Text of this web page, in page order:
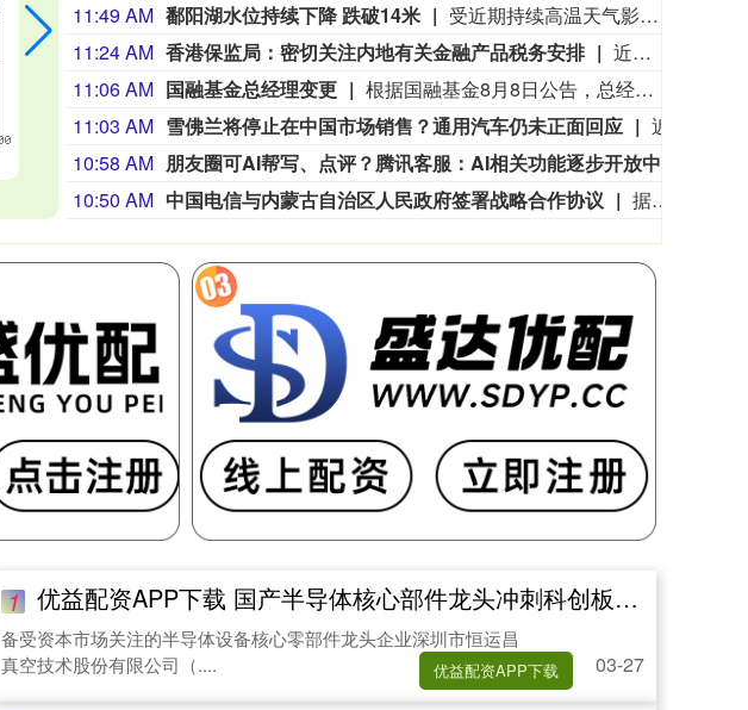
11:49 AM 鄱阳湖水位持续下降 跌破14米
受近期持续高温天气影响，我国最大淡水湖鄱阳湖水位快速下降。截至8月8日8时，鄱阳湖标志性水文站星子站水位下降至13.97米，较昨日下降0.13米，鄱阳湖湖口站水位下降至13.84米，湖区两岸退水痕迹明显。（央视新闻）
11:24 AM 香港保监局：密切关注内地有关金融产品税务安排
近期报道称中国内地税务居民购买香港保险的收益被纳入征税范围。对此，香港保险监管局回应记者称，政府和保监局正密切注意内地有关金融产品税务安排的最新发展，同时会与业界保持紧密沟通。中国居民就境外投资收益必须依法申报及缴税的要求一直存在，市场不用过度解读或作出揣测。香港保险市场发展成熟，产品设计灵活先进，可提供货币选择、环球资产配置、人生规划、财富传承等专业服务，相信对内地客户有一定吸引力。（财联社)
11:06 AM 国融基金总经理变更
根据国融基金8月8日公告，总经理毛灵俊因个人原因离任，总经理职位暂由张圆辉代任。根据国融基金安排，该公司董事会选举韩光华拟任公司总经理，待韩光华完成相关程序后履职。
11:03 AM 雪佛兰将停止在中国市场销售？通用汽车仍未正面回应
10:58 AM 朋友圈可AI帮写、点评？腾讯客服：AI相关功能逐步开放中
10:50 AM 中国电信与内蒙古自治区人民政府签署战略合作协议 据人民邮电报，8月7日，中国电信集团有限公司与内蒙古自治区人民政府签署战略合作协议，此次战略合作重点围绕算力基础设施建设、新一代通信网络建设、产业数字化转型、低空经济高质量发展等领域深化合作，加快内蒙古数字经济发展与产业数字化进程，奋力书写中国式现代化内蒙古新篇章。
1 优益配资APP下载 国产半导体核心部件龙头冲刺科创板 恒运昌技术业绩双轮驱动开启资本新征程
03-27
备受资本市场关注的半导体设备核心零部件龙头企业深圳市恒运昌
真空技术股份有限公司（....
优益配资APP下载